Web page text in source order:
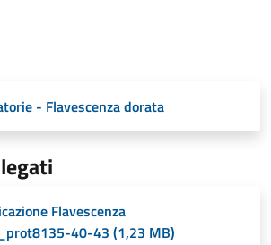
- Flavescenza dorata
Flavescenza
40-43 (1,23 MB)